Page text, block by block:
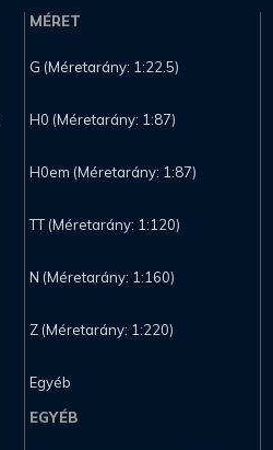
MÉRET
G (Méretarány: 1:22.5)
H0 (Méretarány: 1:87)
H0em (Méretarány: 1:87)
TT (Méretarány: 1:120)
N (Méretarány: 1:160)
Z (Méretarány: 1:220)
Egyéb
EGYÉB